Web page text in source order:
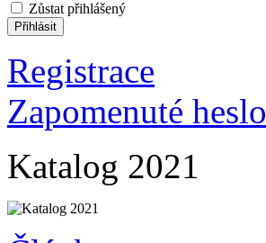
Zůstat přihlášený
Registrace
Zapomenuté heslo
Katalog 2021